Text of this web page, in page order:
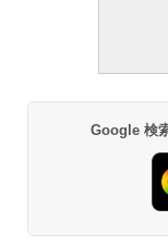
Google 検